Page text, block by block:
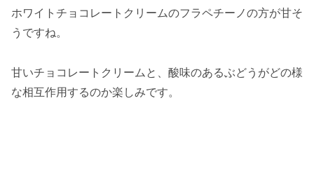
ホワイトチョコレートクリームのフラペチーノの方が甘そ
うですね。
甘いチョコレートクリームと、酸味のあるぶどうがどの様
な相互作用するのか楽しみです。